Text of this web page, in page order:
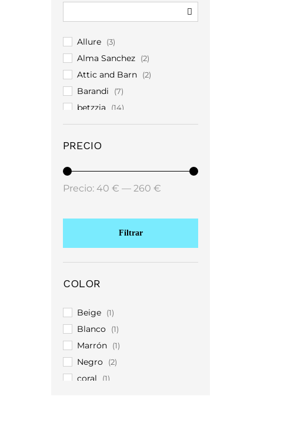
Allure (3)
Alma Sanchez (2)
Attic and Barn (2)
Barandi (7)
betzzia (14)
Bruuns Baazar (1)
Carol Ruiz
Costamani (12)
coster (59)
Garance Paris
Inperfecta
PRECIO
Filtrar
Precio: 40 € — 260 €
COLOR
Beige (1)
Blanco (1)
Marrón (1)
Negro (2)
coral (1)